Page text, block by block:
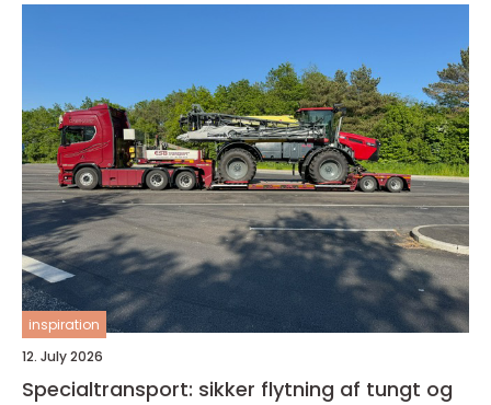
inspiration
12. July 2026
Specialtransport: sikker flytning af tungt og